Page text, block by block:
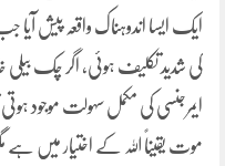
ایک ایسا اندوہناک واقعہ پیش
کی شدید تکلیف ہوئی، اگر چک بیلی
ایمرجنسی کی مکمل سہولت موجود ہوتی
موت یقیناً اللہ کے اختیار میں ہے